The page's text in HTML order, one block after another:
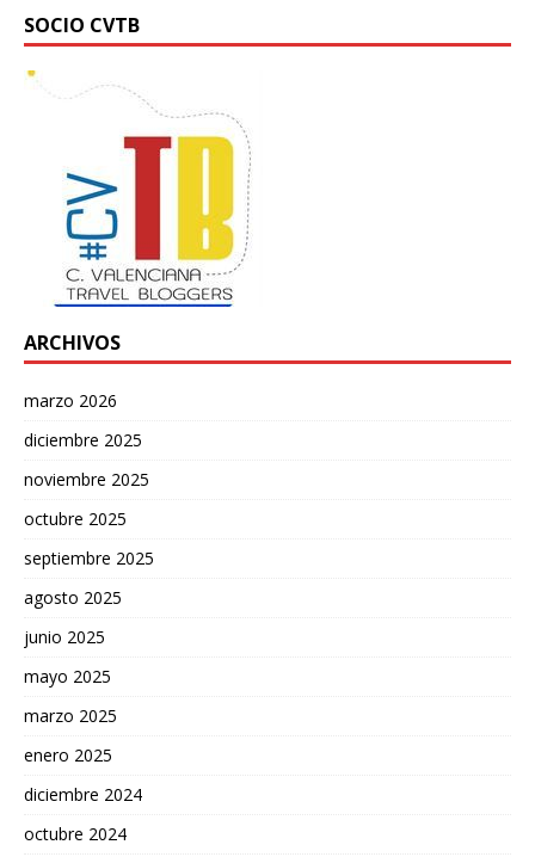
SOCIO CVTB
ARCHIVOS
marzo 2026
diciembre 2025
noviembre 2025
octubre 2025
septiembre 2025
agosto 2025
junio 2025
mayo 2025
marzo 2025
enero 2025
diciembre 2024
octubre 2024